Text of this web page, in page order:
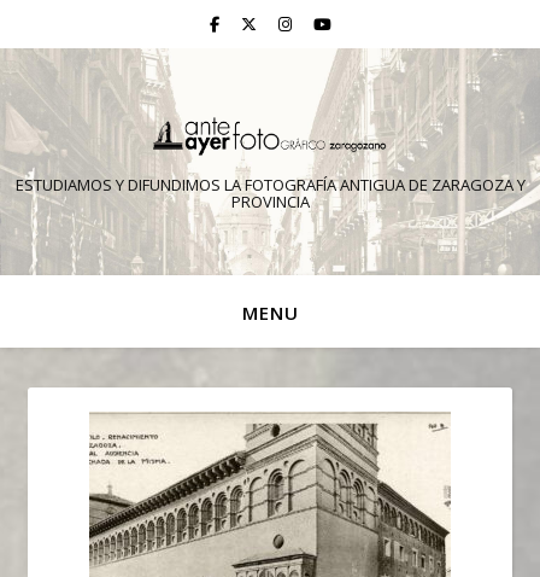
ESTUDIAMOS Y DIFUNDIMOS LA FOTOGRAFÍA ANTIGUA DE ZARAGOZA Y
PROVINCIA
MENU